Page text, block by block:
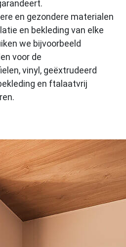
en gezondere materialen
en bekleding van elke
we bijvoorbeeld
voor de
vinyl, geëxtrudeerd
en ftalaatvrij